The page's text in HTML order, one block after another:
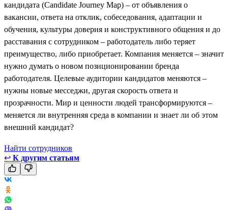
кандидата (Candidate Journey Map) – от объявления о
вакансии, ответа на отклик, собеседования, адаптации и
обучения, культуры доверия и конструктивного общения и до
расставания с сотрудником – работодатель либо теряет
преимущество, либо приобретает. Компания меняется – значит
нужно думать о новом позиционировании бренда
работодателя. Целевые аудитории кандидатов меняются –
нужны новые месседжи, другая скорость ответа и
прозрачности. Мир и ценности людей трансформируются –
меняется ли внутренняя среда в компании и знает ли об этом
внешний кандидат?
Найти сотрудников
↩ К другим статьям